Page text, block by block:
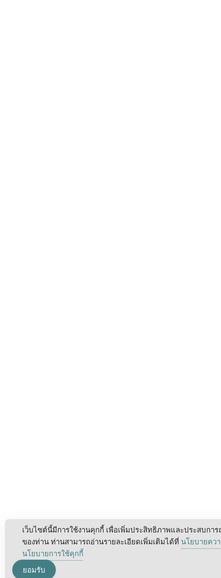
เว็บไซต์นี้มีการใช้งานคุกกี้ เพื่อเพิ่มประสิทธิภาพและประสบกา
ของท่าน ท่านสามารถอ่านรายละเอียดเพิ่มเติมได้ที่ นโยบายคว
นโยบายการใช้คุกกี้
ยอมรับ